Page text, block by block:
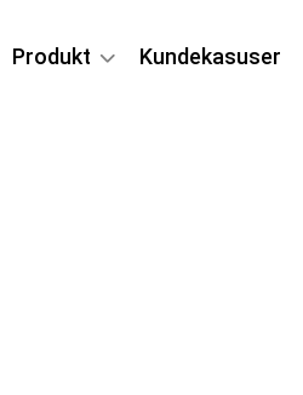
Produkt Kundekasuser